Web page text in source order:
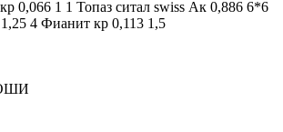
0,066 1 1 Топаз ситал swiss Ак 0,886 6*6
4 Фианит кр 0,113 1,5